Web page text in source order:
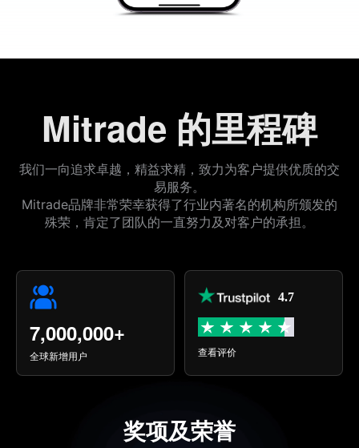
Mitrade 的里程碑
我们一向追求卓越，精益求精，致力为客户提供优质的交
易服务。
Mitrade品牌非常荣幸获得了行业内著名的机构所颁发的
殊荣，肯定了团队的一直努力及对客户的承担。
7,000,000+
全球新增用户
4.7
查看评价
奖项及荣誉